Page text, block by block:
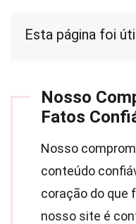
Esta página foi
Nosso
Fatos
Nosso
conteúdo
coração do que
nosso site é